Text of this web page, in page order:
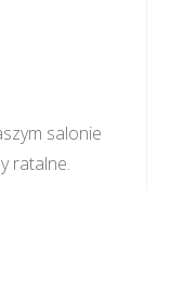
salonie
ratalne.